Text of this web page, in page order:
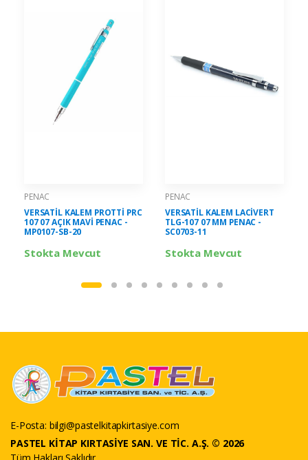
PENAC
VERSATİL KALEM PROTTİ PRC
107 07 AÇIK MAVİ PENAC -
MP0107-SB-20
Stokta Mevcut
PENAC
VERSATİL KALEM LACİVERT
TLG-107 07 MM PENAC -
SC0703-11
Stokta Mevcut
E-Posta: bilgi@pastelkitapkirtasiye.com
PASTEL KİTAP KIRTASİYE SAN. VE TİC. A.Ş. © 2026
Tüm Hakları Saklıdır